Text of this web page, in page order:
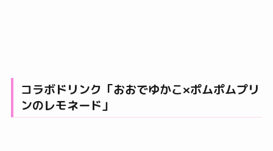
コラボドリンク「おおでゆかこ×ポムポムプリ
ンのレモネード」